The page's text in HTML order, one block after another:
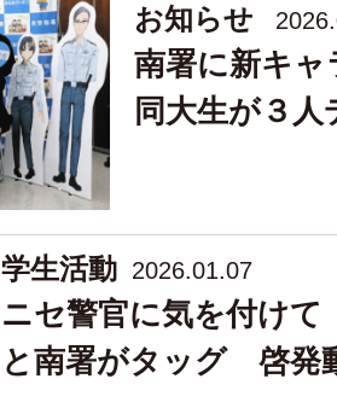
お知らせ
南署に新キ
同大生が３
学生活動 2026.01.07
ニセ警官に気を付け
と南署がタッグ 啓発